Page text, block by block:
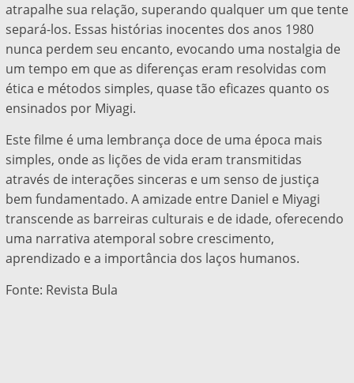
atrapalhe sua relação, superando qualquer um que tente
separá-los. Essas histórias inocentes dos anos 1980
nunca perdem seu encanto, evocando uma nostalgia de
um tempo em que as diferenças eram resolvidas com
ética e métodos simples, quase tão eficazes quanto os
ensinados por Miyagi.
Este filme é uma lembrança doce de uma época mais
simples, onde as lições de vida eram transmitidas
através de interações sinceras e um senso de justiça
bem fundamentado. A amizade entre Daniel e Miyagi
transcende as barreiras culturais e de idade, oferecendo
uma narrativa atemporal sobre crescimento,
aprendizado e a importância dos laços humanos.
Fonte: Revista Bula